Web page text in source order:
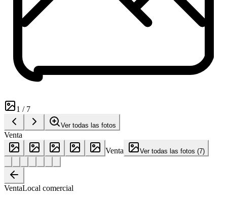
1 / 7
Ver todas las fotos
Venta
Venta
Ver todas las fotos (7)
VentaLocal comercial